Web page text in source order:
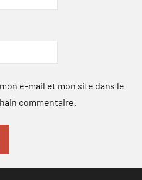
e-mail et mon site dans le
commentaire.